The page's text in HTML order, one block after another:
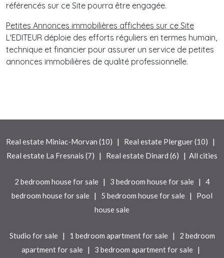
référencés sur ce Site pourra être engagée.
Petites Annonces immobilières affichées sur ce Site
L'EDITEUR déploie des efforts réguliers en termes humain,
technique et financier pour assurer un service de petites
annonces immobilières de qualité professionnelle.
Real estate Miniac-Morvan (10) | Real estate Plerguer (10) |
Real estate La Fresnais (7) | Real estate Dinard (6) | All cities
2 bedroom house for sale | 3 bedroom house for sale | 4
bedroom house for sale | 5 bedroom house for sale | Pool
house sale
Studio for sale | 1 bedroom apartment for sale |
2 bedroom
apartment for sale | 3 bedroom apartment for sale |